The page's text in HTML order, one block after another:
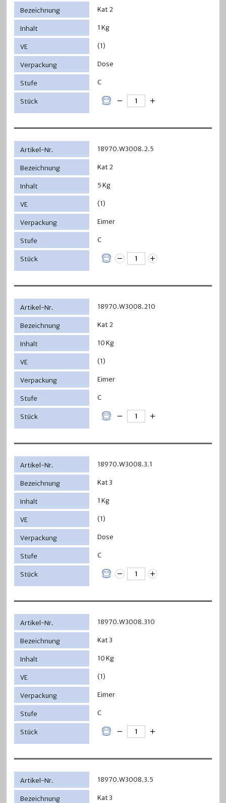
Kat 2
1 Kg
(1)
Dose
C
18970.W3008.2.5
Kat 2
5 Kg
(1)
Eimer
C
18970.W3008.210
Kat 2
10 Kg
(1)
Eimer
C
18970.W3008.3.1
Kat 3
1 Kg
(1)
Dose
C
18970.W3008.310
Kat 3
10 Kg
(1)
Eimer
C
18970.W3008.3.5
Kat 3